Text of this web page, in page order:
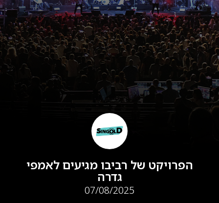
הפרויקט של רביבו מגיעים לאמפי
גדרה
07/08/2025